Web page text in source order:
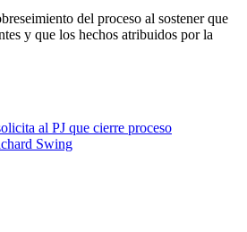
del proceso al sostener que
y que los hechos atribuidos por la